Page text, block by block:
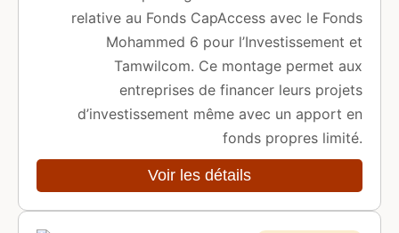
relative au Fonds CapAccess avec le Fonds
Mohammed 6 pour l’Investissement et
Tamwilcom. Ce montage permet aux
entreprises de financer leurs projets
d’investissement même avec un apport en
fonds propres limité.
Voir les détails